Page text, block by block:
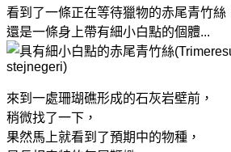
看到了一條正在等待獵物的赤尾青竹絲
還是一條身上帶有細小白點的個體...
來到一處珊瑚礁形成的石灰岩壁前，
稍微找了一下，
果然馬上就看到了預期中的物種，